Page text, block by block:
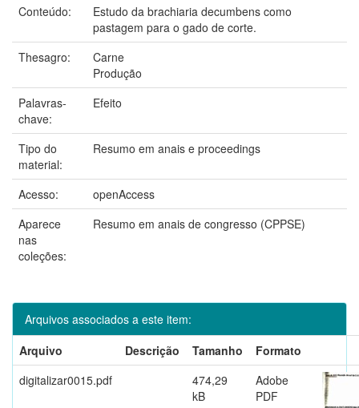
Conteúdo:
Estudo da brachiaria decumbens como
pastagem para o gado de corte.
Thesagro:
Carne
Produção
Palavras-
chave:
Efeito
Tipo do
material:
Resumo em anais e proceedings
Acesso:
openAccess
Aparece
nas
coleções:
Resumo em anais de congresso (CPPSE)
Arquivos associados a este item:
Arquivo
Descrição Tamanho
Formato
digitalizar0015.pdf
474,29
kB
Adobe
PDF